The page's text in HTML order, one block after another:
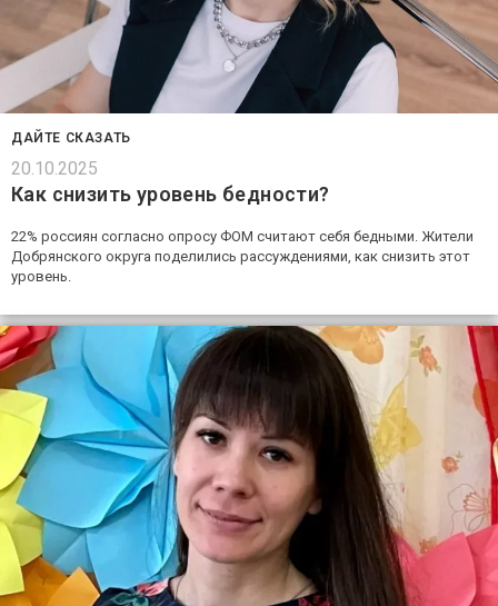
ДАЙТЕ СКАЗАТЬ
20.10.2025
Как снизить уровень бедности?
22% россиян согласно опросу ФОМ считают себя бедными. Жители
Добрянского округа поделились рассуждениями, как снизить этот
уровень.